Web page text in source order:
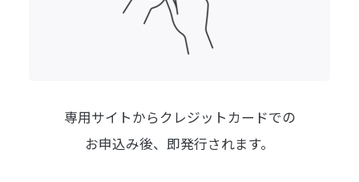
専用サイトからクレジットカードでの
お申込み後、即発行されます。